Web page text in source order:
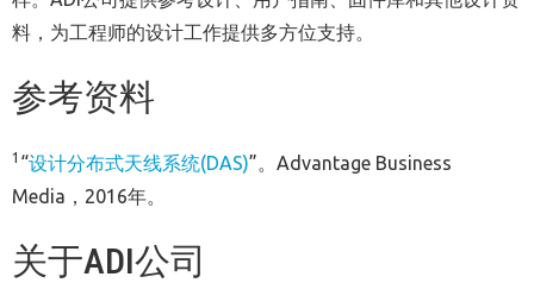
料，为工程师的设计工作提供多方位支持。
参考资料
1 “设计分布式天线系统(DAS)”。Advantage Business
Media，2016年。
关于ADI公司